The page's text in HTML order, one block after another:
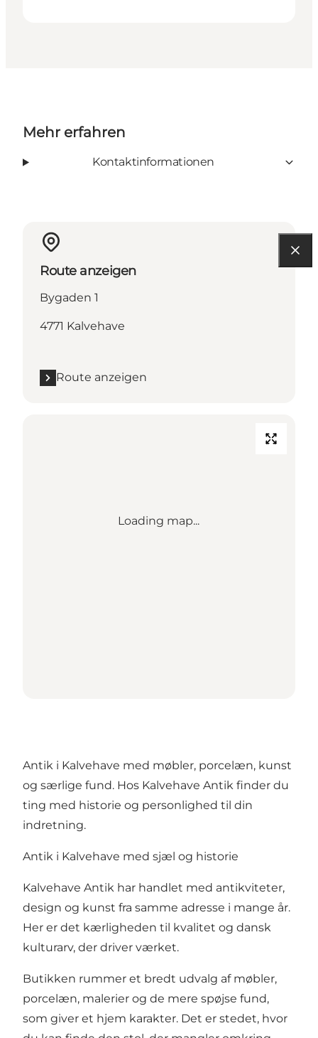
Mehr erfahren
Kontaktinformationen
Route anzeigen
Bygaden 1
4771 Kalvehave
Route anzeigen
Loading map...
Antik i Kalvehave med møbler, porcelæn, kunst
og særlige fund. Hos Kalvehave Antik finder du
ting med historie og personlighed til din
indretning.
Antik i Kalvehave med sjæl og historie
Kalvehave Antik har handlet med antikviteter,
design og kunst fra samme adresse i mange år.
Her er det kærligheden til kvalitet og dansk
kulturarv, der driver værket.
Butikken rummer et bredt udvalg af møbler,
porcelæn, malerier og de mere spøjse fund,
som giver et hjem karakter. Det er stedet, hvor